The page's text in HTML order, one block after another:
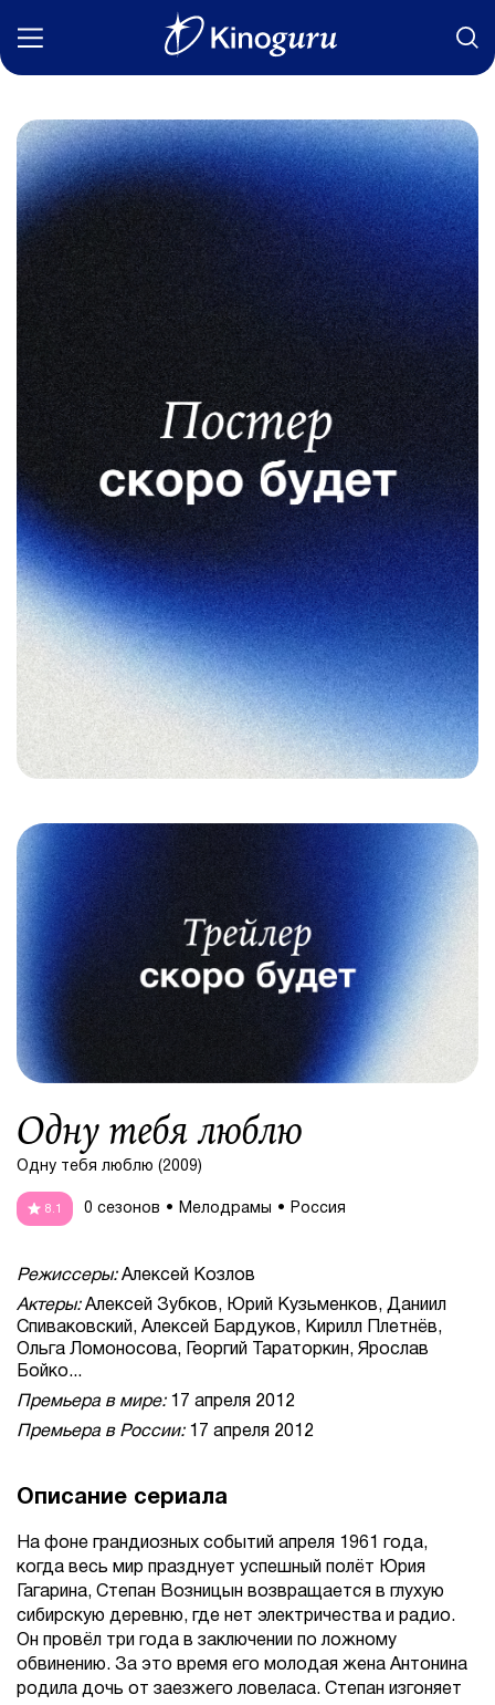
Фильмы
Статьи
Сериалы
Новости
Подборки
Рецензии
О нас
Авторы
Одну тебя люблю
Одну тебя люблю (2009)
8.1 0 сезонов Мелодрамы Россия
Режиссеры:Алексей Козлов
Актеры:Алексей Зубков, Юрий Кузьменков, Даниил
Спиваковский, Алексей Бардуков, Кирилл Плетнёв,
Ольга Ломоносова, Георгий Тараторкин, Ярослав
Бойко...
Премьера в мире:17 апреля 2012
Премьера в России:17 апреля 2012
Описание сериала
На фоне грандиозных событий апреля 1961 года,
когда весь мир празднует успешный полёт Юрия
Гагарина, Степан Возницын возвращается в глухую
сибирскую деревню, где нет электричества и радио.
Он провёл три года в заключении по ложному
обвинению. За это время его молодая жена Антонина
родила дочь от заезжего ловеласа. Степан изгоняет